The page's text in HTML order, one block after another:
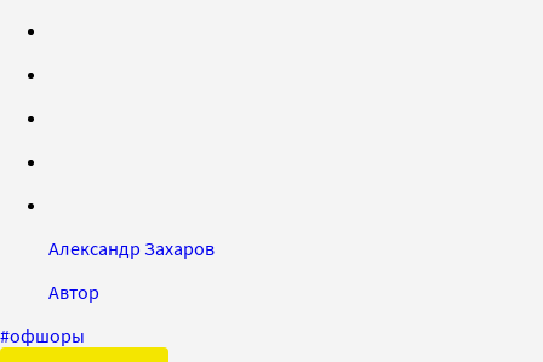
Александр Захаров
Автор
#офшоры